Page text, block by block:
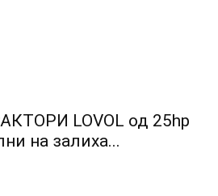
LOVOL од 25hp
на залиха...